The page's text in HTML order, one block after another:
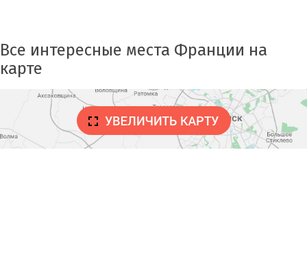
Все интересные места Франции на
карте